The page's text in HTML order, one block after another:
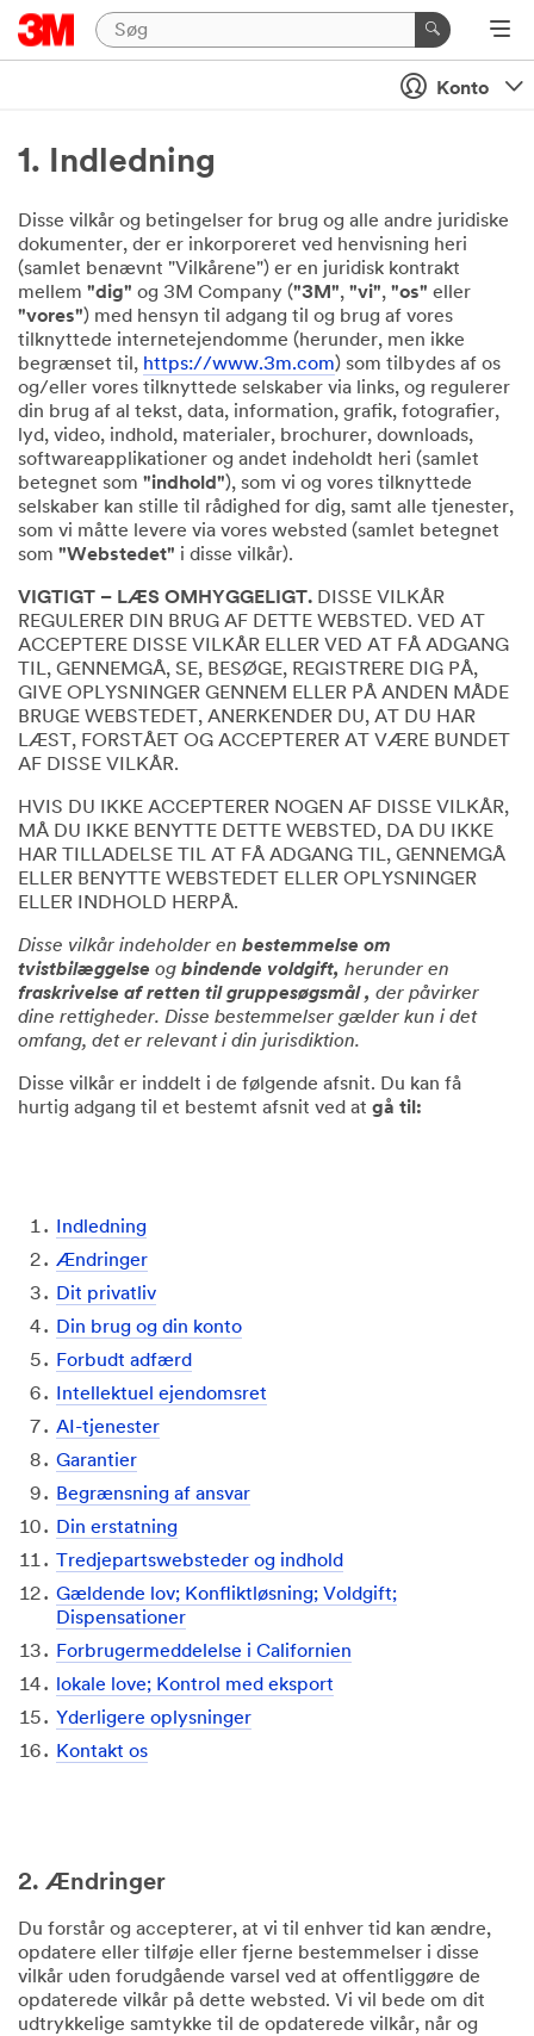
Konto
1. Indledning
Disse vilkår og betingelser for brug og alle andre juridiske
dokumenter, der er inkorporeret ved henvisning heri
(samlet benævnt "Vilkårene") er en juridisk kontrakt
mellem "dig" og 3M Company ("3M", "vi", "os" eller
"vores") med hensyn til adgang til og brug af vores
tilknyttede internetejendomme (herunder, men ikke
begrænset til, https://www.3m.com) som tilbydes af os
og/eller vores tilknyttede selskaber via links, og regulerer
din brug af al tekst, data, information, grafik, fotografier,
lyd, video, indhold, materialer, brochurer, downloads,
softwareapplikationer og andet indeholdt heri (samlet
betegnet som "indhold"), som vi og vores tilknyttede
selskaber kan stille til rådighed for dig, samt alle tjenester,
som vi måtte levere via vores websted (samlet betegnet
som "Webstedet" i disse vilkår).
VIGTIGT – LÆS OMHYGGELIGT. DISSE VILKÅR
REGULERER DIN BRUG AF DETTE WEBSTED. VED AT
ACCEPTERE DISSE VILKÅR ELLER VED AT FÅ ADGANG
TIL, GENNEMGÅ, SE, BESØGE, REGISTRERE DIG PÅ,
GIVE OPLYSNINGER GENNEM ELLER PÅ ANDEN MÅDE
BRUGE WEBSTEDET, ANERKENDER DU, AT DU HAR
LÆST, FORSTÅET OG ACCEPTERER AT VÆRE BUNDET
AF DISSE VILKÅR.
HVIS DU IKKE ACCEPTERER NOGEN AF DISSE VILKÅR,
MÅ DU IKKE BENYTTE DETTE WEBSTED, DA DU IKKE
HAR TILLADELSE TIL AT FÅ ADGANG TIL, GENNEMGÅ
ELLER BENYTTE WEBSTEDET ELLER OPLYSNINGER
ELLER INDHOLD HERPÅ.
Disse vilkår indeholder en bestemmelse om
tvistbilæggelse og bindende voldgift, herunder en
fraskrivelse af retten til gruppesøgsmål , der påvirker
dine rettigheder. Disse bestemmelser gælder kun i det
omfang, det er relevant i din jurisdiktion.
Disse vilkår er inddelt i de følgende afsnit. Du kan få
hurtig adgang til et bestemt afsnit ved at gå til:
Indledning
Ændringer
Dit privatliv
Din brug og din konto
Forbudt adfærd
Intellektuel ejendomsret
AI-tjenester
Garantier
Begrænsning af ansvar
Din erstatning
Tredjepartswebsteder og indhold
Gældende lov; Konfliktløsning; Voldgift;
Dispensationer
Forbrugermeddelelse i Californien
lokale love; Kontrol med eksport
Yderligere oplysninger
Kontakt os
2. Ændringer
Du forstår og accepterer, at vi til enhver tid kan ændre,
opdatere eller tilføje eller fjerne bestemmelser i disse
vilkår uden forudgående varsel ved at offentliggøre de
opdaterede vilkår på dette websted. Vi vil bede om dit
udtrykkelige samtykke til de opdaterede vilkår, når og